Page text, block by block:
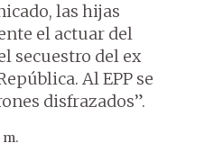
las hijas
el actuar del
secuestro del ex
Al EPP se
disfrazados”.
m.